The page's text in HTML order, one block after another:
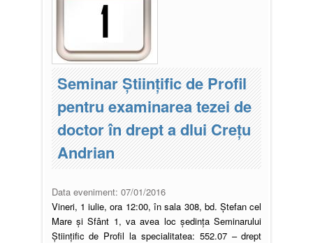
Seminar Științific de Profil
pentru examinarea tezei de
doctor în drept a dlui Crețu
Andrian
Data eveniment: 07/01/2016
Vineri, 1 iulie, ora 12:00, în sala 308, bd. Ștefan cel
Mare și Sfânt 1, va avea loc ședința Seminarului
Științific de Profil la specialitatea: 552.07 – drept